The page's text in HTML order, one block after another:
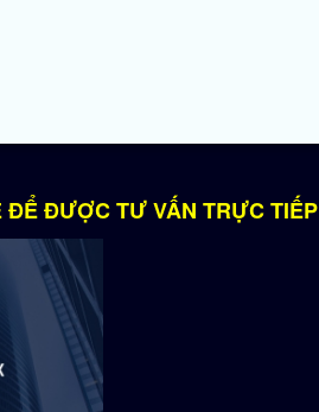
ĐỂ ĐƯỢC TƯ VẤN TRỰC TIẾP